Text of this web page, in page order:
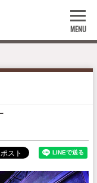
MENU